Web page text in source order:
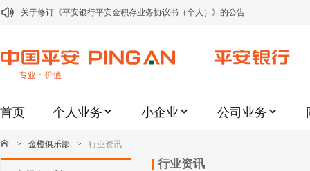
关于修订《平安银行平安金积存业务协议书（个人）》的公告
关于2021年劳动节期间代理贵金属业务风险提示的通知
关于加强代理贵金属业务风险防范的提示
关于进一步加强代理贵金属业务风险防范的提示
首页 个人业务 小企业 公司业务
> 金橙俱乐部 > 行业资讯
行业资讯